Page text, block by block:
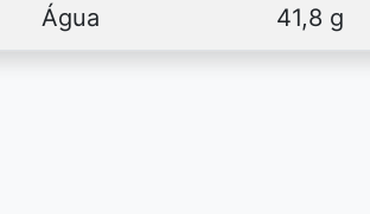
Água 41,8 g